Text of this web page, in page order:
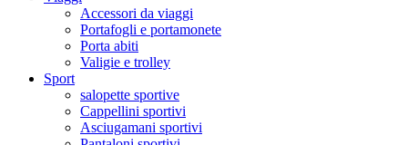
Accessori da viaggi
Portafogli e portamonete
Porta abiti
Valigie e trolley
Sport
salopette sportive
Cappellini sportivi
Asciugamani sportivi